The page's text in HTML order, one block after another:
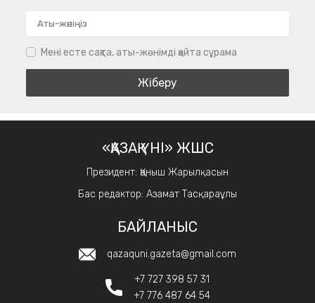
Мені есте сақта, аты-жөнімді қайта сұрама
«ҚАЗАҚ ҮНІ» ЖШС
Президент: Қаныш Жарылқасын
Бас редактор: Азамат Тасқараұлы
БАЙЛАНЫС
qazaquni.gazeta@gmail.com
+7 727 398 57 31
+7 776 487 64 54